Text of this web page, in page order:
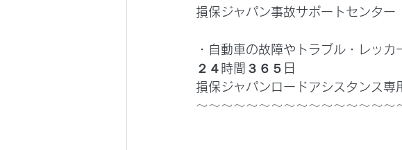
損保ジャパン事故サポートセンター
・自動車の故障やトラブル・レッカ
２４時間３６５日
損保ジャパンロードアシスタンス専
～～～～～～～～～～～～～～～